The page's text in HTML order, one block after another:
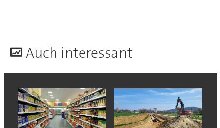
Auch interessant